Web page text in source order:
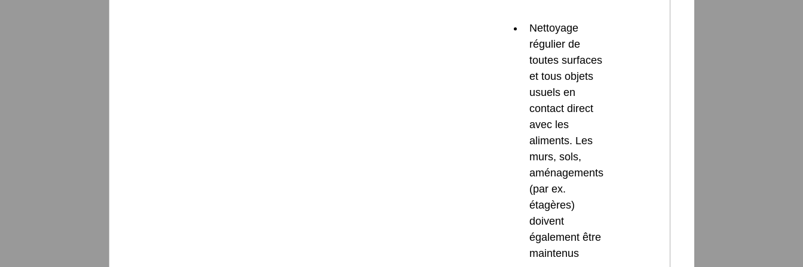
Nettoyage
régulier de
toutes surfaces
et tous objets
usuels en
contact direct
avec les
aliments. Les
murs, sols,
aménagements
(par ex.
étagères)
doivent
également être
maintenus